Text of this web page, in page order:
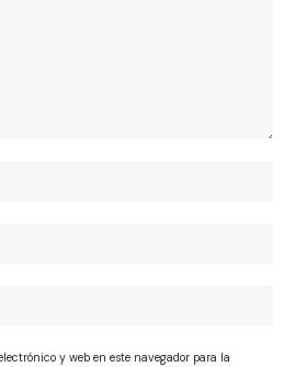
y web en este navegador para la